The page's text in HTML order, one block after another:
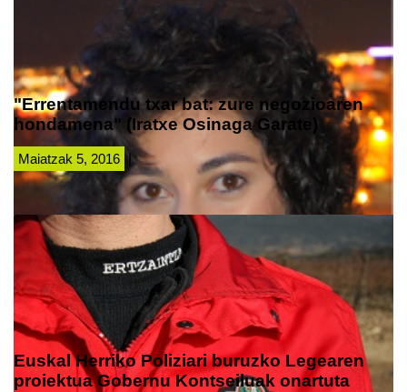
"Errentamendu txar bat: zure negozioaren
hondamena" (Iratxe Osinaga Garate)
Maiatzak 5, 2016 |
Euskal Herriko Poliziari buruzko Legearen
proiektua Gobernu Kontseiluak onartuta